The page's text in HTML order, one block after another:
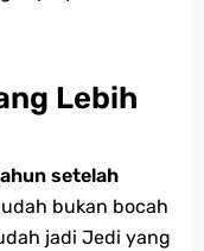
Lebih
setelah
bukan bocah
jadi Jedi yang